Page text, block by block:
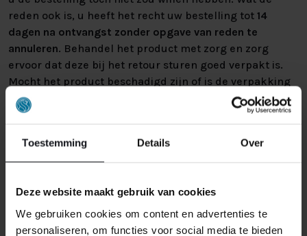
Toestemming Details Over
Deze website maakt gebruik van cookies
We gebruiken cookies om content en advertenties te
personaliseren, om functies voor social media te bieden
reden ook is, u heeft het recht uw bestelling tot 14
dagen na ontvangst zonder opgave van reden te
annuleren. Behandel het product met zorg en zorg
ervoor dat deze bij het retour sturen goed verpakt is.
Mocht het product beschadigd zijn of is de verpakking
meer beschadigd dan nodig, dan kunnen we deze
waardevermindering van het product aan u